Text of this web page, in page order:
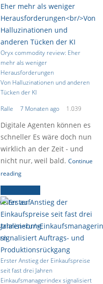
Oryx commodity review: Eher
mehr als weniger
Herausforderungen
Von Halluzinationen und anderen
Tücken der KI
Ralle
7 Monaten ago 1.039
Digitale Agenten können es
schneller Es wäre doch nun
wirklich an der Zeit - und
nicht nur, weil bald. Continue
reading
Erster Anstieg der Einkaufspreise
seit fast drei Jahren
Einkaufsmanagerindex signalisiert